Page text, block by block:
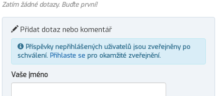
Zatím žádné dotazy. Buďte první!
Přidat dotaz nebo komentář
Příspěvky nepřihlášených uživatelů jsou zveřejněny po
schválení. Přihlaste se pro okamžité zveřejnění.
Vaše jméno